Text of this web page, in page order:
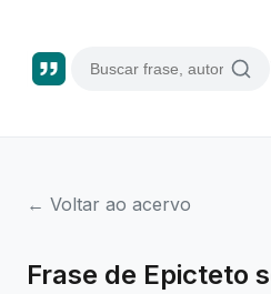
← Voltar ao acervo
Frase de Epicteto